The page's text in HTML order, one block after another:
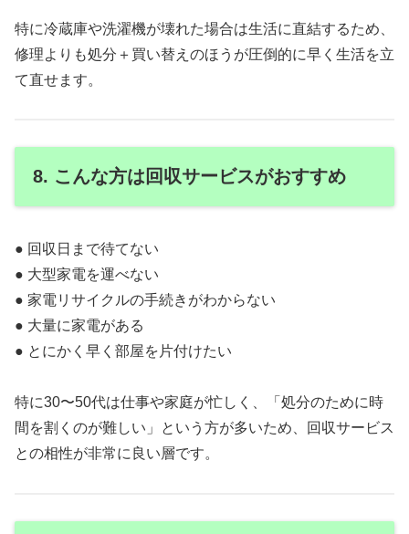
特に冷蔵庫や洗濯機が壊れた場合は生活に直結するため、
修理よりも処分＋買い替えのほうが圧倒的に早く生活を立
て直せます。
8. こんな方は回収サービスがおすすめ
● 回収日まで待てない
● 大型家電を運べない
● 家電リサイクルの手続きがわからない
● 大量に家電がある
● とにかく早く部屋を片付けたい
特に30〜50代は仕事や家庭が忙しく、「処分のために時
間を割くのが難しい」という方が多いため、回収サービス
との相性が非常に良い層です。